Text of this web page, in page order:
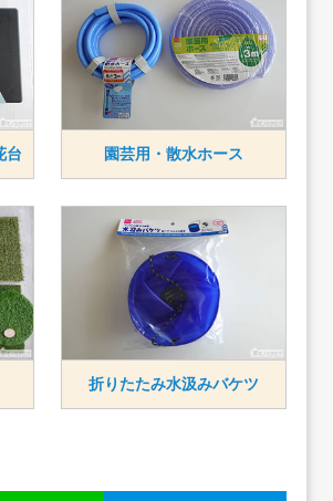
台 園芸用・散水ホース
折りたたみ水汲みバケツ